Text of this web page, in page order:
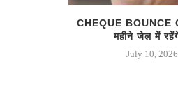
CHEQUE BOUNCE
महीने जेल में
July 10, 2026